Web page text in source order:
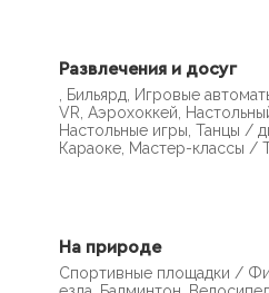
Развлечения и досуг
, Бильярд, Игровые
VR, Аэрохоккей,
Настольные игры, Танцы /
Караоке, Мастер-классы /
На природе
Спортивные площадки /